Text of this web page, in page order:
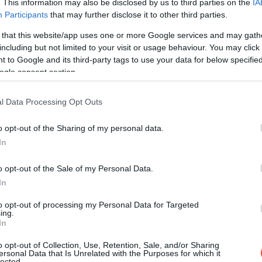
This information may also be disclosed by us to third parties on the
Participants that may further disclose it to other third parties.
that this website/app uses one or more Google services and may
but not limited to your visit or usage behaviour. You may
to Google and its third-party tags to use your data for below
consent section.
Data Processing Opt Outs
opt-out of the Sharing of my personal data.
opt-out of the Sale of my Personal Data.
opt-out of processing my Personal Data for Targeted
opt-out of Collection, Use, Retention, Sale, and/or Sharing
Data that Is Unrelated with the Purposes for which it
mai cunoscută stațiune de iarnă a Poloniei, la circa
de domenii cu profiluri diferite: pârtiile mai blânde
pentru primele coborâri, în timp ce Vârful
pentru schiorii cu experiență. În total, aproximativ
de pârtii bine întreținute, pe alocuri cu iluminat
căsuțe de lemn primitoare și restaurante cu
schi.
PLN (35 EUR).